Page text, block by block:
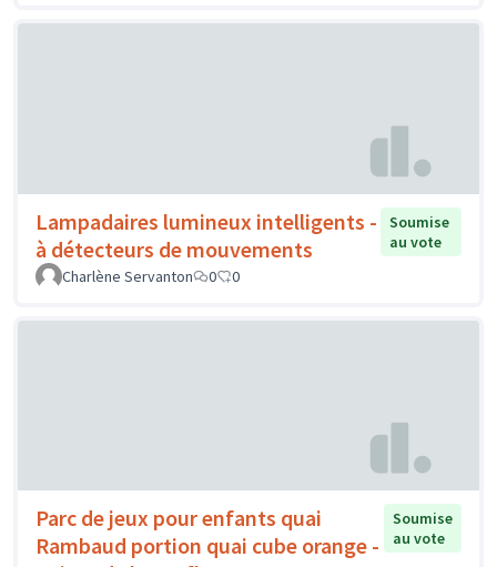
Lampadaires lumineux intelligents -
à détecteurs de mouvements
Soumise
au vote
Charlène Servanton
0 0
Parc de jeux pour enfants quai
Rambaud portion quai cube orange -
Soumise
au vote